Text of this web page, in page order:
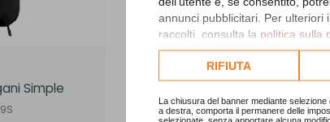
annunci pubblicitari. Per ulteriori
raccolti, consulta la politica sulla
Consulta l'informativa cookie
RIFIUTA
La chiusura del banner mediante
a destra, comporta il permanere delle
selezionate, senza apportare alcuna
Simple
TP0006B